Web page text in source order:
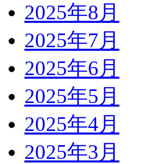
2025年8月
2025年7月
2025年6月
2025年5月
2025年4月
2025年3月